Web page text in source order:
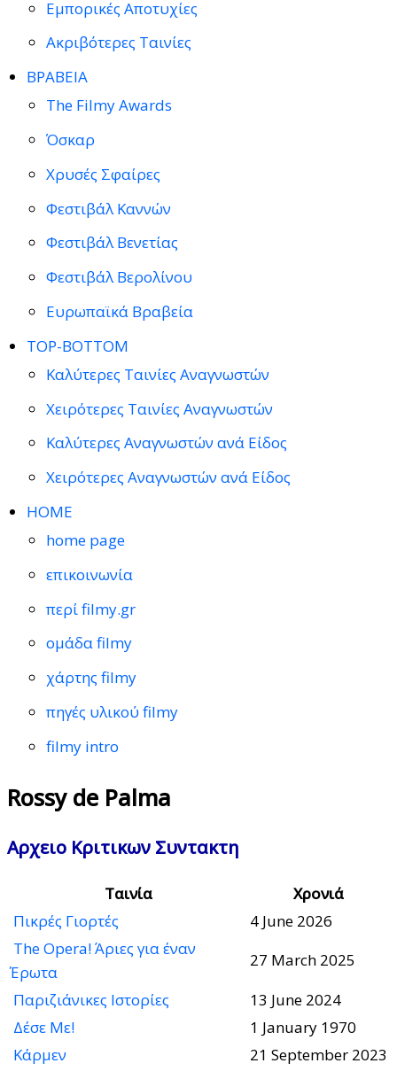
Εμπορικές Αποτυχίες
Ακριβότερες Ταινίες
ΒΡΑΒΕΙΑ
The Filmy Awards
Όσκαρ
Χρυσές Σφαίρες
Φεστιβάλ Καννών
Φεστιβάλ Βενετίας
Φεστιβάλ Βερολίνου
Ευρωπαϊκά Βραβεία
TOP-BOTTOM
Καλύτερες Ταινίες Αναγνωστών
Χειρότερες Ταινίες Αναγνωστών
Καλύτερες Αναγνωστών ανά Είδος
Χειρότερες Αναγνωστών ανά Είδος
HOME
home page
επικοινωνία
περί filmy.gr
ομάδα filmy
χάρτης filmy
πηγές υλικού filmy
filmy intro
Rossy de Palma
Αρχειο Κριτικων Συντακτη
Ταινία
Χρονιά
Πικρές Γιορτές
4 June 2026
The Opera! Άριες για έναν
Έρωτα
27 March 2025
Παριζιάνικες Ιστορίες
13 June 2024
Δέσε Με!
1 January 1970
Κάρμεν
21 September 2023